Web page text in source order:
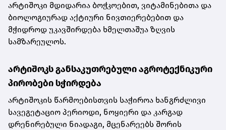
არტიშოკი მდიდარია ბოჭკოებით, ვიტამინებითა და
ბიოლოგიურად აქტიური ნივთიერებებით და
მჭიდროდ უკავშირდება ხმელთაშუა ზღვის
სამზარეულოს.
არტიშოკს განსაკუთრებული აგროტექნიკური
პირობები სჭირდება
არტიშოკის წარმოებისთვის საჭიროა ხანგრძლივი
სავეგეტაციო პერიოდი, ნოყიერი და კარგად
დრენირებული ნიადაგი, მცენარეებს შორის